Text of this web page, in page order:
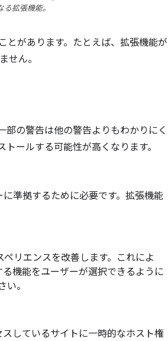
拡張機能。
とがあります。たとえば、拡張機能が
せん。
の警告は他の警告よりもわかりにく
ールする可能性が高くなります。
に準拠するために必要です。拡張機能
リエンスを改善します。これによ
機能をユーザーが選択できるように
い。
しているサイトに一時的なホスト権